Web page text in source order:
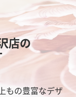
店の
もの豊富なデザ